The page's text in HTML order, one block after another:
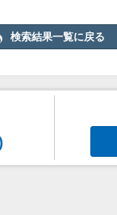
検索結果一覧に戻る